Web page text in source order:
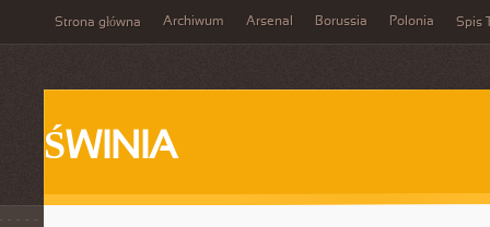
Strona główna Archiwum Arsenal Borussia Polonia Spis
ŚWINIA